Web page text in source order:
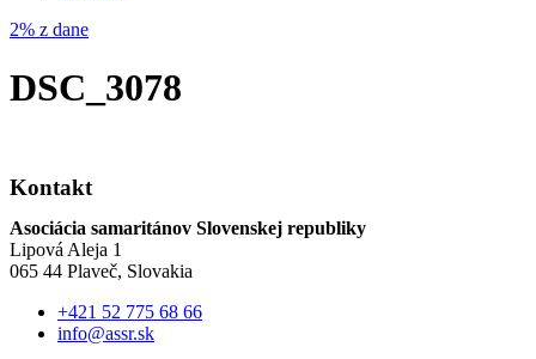
2% z dane
DSC_3078
Kontakt
Asociácia samaritánov Slovenskej republiky
Lipová Aleja 1
065 44 Plaveč, Slovakia
+421 52 775 68 66
info@assr.sk